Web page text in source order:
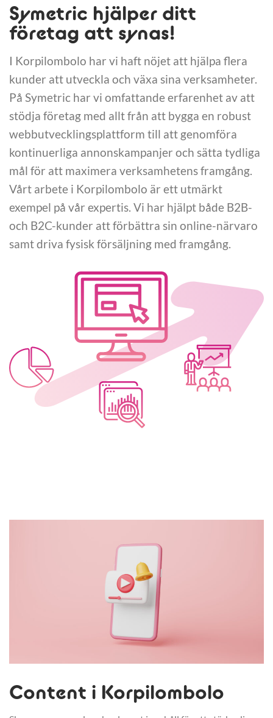
Symetric hjälper ditt
företag att synas!
I Korpilombolo har vi haft nöjet att hjälpa flera
kunder att utveckla och växa sina verksamheter.
På Symetric har vi omfattande erfarenhet av att
stödja företag med allt från att bygga en robust
webbutvecklingsplattform till att genomföra
kontinuerliga annonskampanjer och sätta tydliga
mål för att maximera verksamhetens framgång.
Vårt arbete i Korpilombolo är ett utmärkt
exempel på vår expertis. Vi har hjälpt både B2B-
och B2C-kunder att förbättra sin online-närvaro
samt driva fysisk försäljning med framgång.
Content i Korpilombolo